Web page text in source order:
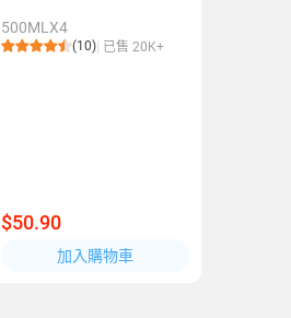
500MLX4
(10) 已售 20K+
$50.90
加入購物車